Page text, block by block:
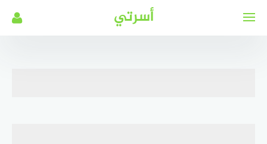
أسرتي